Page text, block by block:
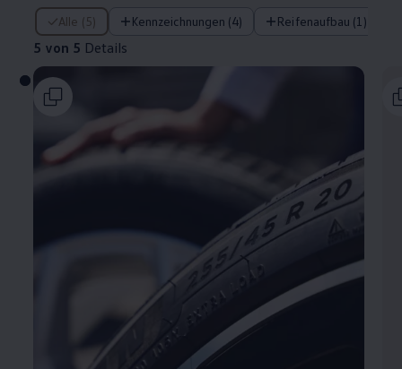
Alle (5) Kennzeichnungen (4) Reifenaufbau (1)
5 von 5 Details
5 von 5 Details